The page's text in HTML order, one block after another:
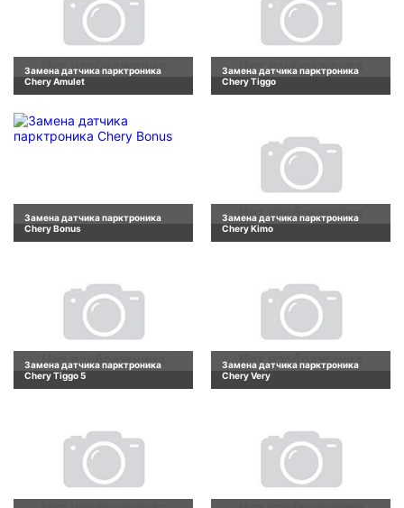
Замена датчика парктроника
Chery Amulet
Замена датчика парктроника
Chery Tiggo
Замена датчика парктроника
Chery Bonus
Замена датчика парктроника
Chery Kimo
Замена датчика парктроника
Chery Tiggo 5
Замена датчика парктроника
Chery Very